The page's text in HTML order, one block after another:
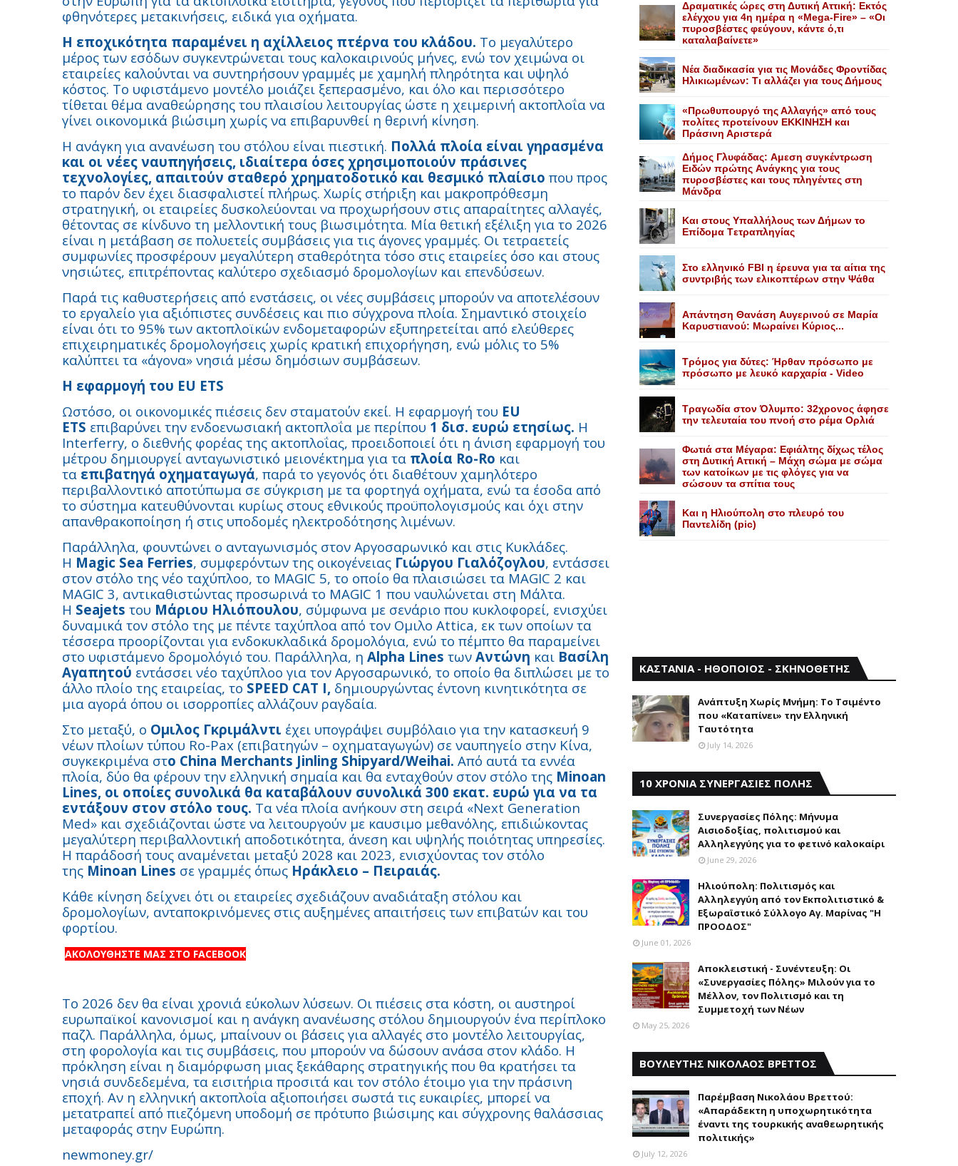
φθηνότερες μετακινήσεις, ειδικά για οχήματα.
Η εποχικότητα παραμένει η αχίλλειος πτέρνα του κλάδου. Το μεγαλύτερο
μέρος των εσόδων συγκεντρώνεται τους καλοκαιρινούς μήνες, ενώ τον χειμώνα οι
εταιρείες καλούνται να συντηρήσουν γραμμές με χαμηλή πληρότητα και υψηλό
κόστος. Το υφιστάμενο μοντέλο μοιάζει ξεπερασμένο, και όλο και περισσότερο
τίθεται θέμα αναθεώρησης του πλαισίου λειτουργίας ώστε η χειμερινή ακτοπλοΐα να
γίνει οικονομικά βιώσιμη χωρίς να επιβαρυνθεί η θερινή κίνηση.
Η ανάγκη για ανανέωση του στόλου είναι πιεστική. Πολλά πλοία είναι γηρασμένα
και οι νέες ναυπηγήσεις, ιδιαίτερα όσες χρησιμοποιούν πράσινες
τεχνολογίες, απαιτούν σταθερό χρηματοδοτικό και θεσμικό πλαίσιο που προς
το παρόν δεν έχει διασφαλιστεί πλήρως. Χωρίς στήριξη και μακροπρόθεσμη
στρατηγική, οι εταιρείες δυσκολεύονται να προχωρήσουν στις απαραίτητες αλλαγές,
θέτοντας σε κίνδυνο τη μελλοντική τους βιωσιμότητα. Μία θετική εξέλιξη για το 2026
είναι η μετάβαση σε πολυετείς συμβάσεις για τις άγονες γραμμές. Οι τετραετείς
συμφωνίες προσφέρουν μεγαλύτερη σταθερότητα τόσο στις εταιρείες όσο και στους
νησιώτες, επιτρέποντας καλύτερο σχεδιασμό δρομολογίων και επενδύσεων.
Παρά τις καθυστερήσεις από ενστάσεις, οι νέες συμβάσεις μπορούν να αποτελέσουν
το εργαλείο για αξιόπιστες συνδέσεις και πιο σύγχρονα πλοία. Σημαντικό στοιχείο
είναι ότι το 95% των ακτοπλοϊκών ενδομεταφορών εξυπηρετείται από ελεύθερες
επιχειρηματικές δρομολογήσεις χωρίς κρατική επιχορήγηση, ενώ μόλις το 5%
καλύπτει τα «άγονα» νησιά μέσω δημόσιων συμβάσεων.
Η εφαρμογή του EU ETS
Ωστόσο, οι οικονομικές πιέσεις δεν σταματούν εκεί. Η εφαρμογή του EU
ETS επιβαρύνει την ενδοενωσιακή ακτοπλοΐα με περίπου 1 δισ. ευρώ ετησίως. Η
Interferry, ο διεθνής φορέας της ακτοπλοΐας, προειδοποιεί ότι η άνιση εφαρμογή του
μέτρου δημιουργεί ανταγωνιστικό μειονέκτημα για τα πλοία Ro-Ro και
τα επιβατηγά οχηματαγωγά, παρά το γεγονός ότι διαθέτουν χαμηλότερο
περιβαλλοντικό αποτύπωμα σε σύγκριση με τα φορτηγά οχήματα, ενώ τα έσοδα από
το σύστημα κατευθύνονται κυρίως στους εθνικούς προϋπολογισμούς και όχι στην
απανθρακοποίηση ή στις υποδομές ηλεκτροδότησης λιμένων.
Παράλληλα, φουντώνει ο ανταγωνισμός στον Αργοσαρωνικό και στις Κυκλάδες.
Η Magic Sea Ferries, συμφερόντων της οικογένειας Γιώργου Γιαλόζογλου, εντάσσει
στον στόλο της νέο ταχύπλοο, το MAGIC 5, το οποίο θα πλαισιώσει τα MAGIC 2 και
MAGIC 3, αντικαθιστώντας προσωρινά το MAGIC 1 που ναυλώνεται στη Μάλτα.
Η Seajets του Μάριου Ηλιόπουλου, σύμφωνα με σενάριο που κυκλοφορεί, ενισχύει
δυναμικά τον στόλο της με πέντε ταχύπλοα από τον Ομιλο Attica, εκ των οποίων τα
τέσσερα προορίζονται για ενδοκυκλαδικά δρομολόγια, ενώ το πέμπτο θα παραμείνει
στο υφιστάμενο δρομολόγιό του. Παράλληλα, η Alpha Lines των Αντώνη και Βασίλη
Αγαπητού εντάσσει νέο ταχύπλοο για τον Αργοσαρωνικό, το οποίο θα διπλώσει με το
άλλο πλοίο της εταιρείας, το SPEED CAT I, δημιουργώντας έντονη κινητικότητα σε
μια αγορά όπου οι ισορροπίες αλλάζουν ραγδαία.
Στο μεταξύ, ο Ομιλος Γκριμάλντι έχει υπογράψει συμβόλαιο για την κατασκευή 9
νέων πλοίων τύπου Ro-Pax (επιβατηγών – οχηματαγωγών) σε ναυπηγείο στην Κίνα,
συγκεκριμένα στο China Merchants Jinling Shipyard/Weihai. Από αυτά τα εννέα
πλοία, δύο θα φέρουν την ελληνική σημαία και θα ενταχθούν στον στόλο της Minoan
Lines, οι οποίες συνολικά θα καταβάλουν συνολικά 300 εκατ. ευρώ για να τα
εντάξουν στον στόλο τους. Τα νέα πλοία ανήκουν στη σειρά «Next Generation
Med» και σχεδιάζονται ώστε να λειτουργούν με καυσιμο μεθανόλης, επιδιώκοντας
μεγαλύτερη περιβαλλοντική αποδοτικότητα, άνεση και υψηλής ποιότητας υπηρεσίες.
Η παράδοσή τους αναμένεται μεταξύ 2028 και 2023, ενισχύοντας τον στόλο
της Minoan Lines σε γραμμές όπως Ηράκλειο – Πειραιάς.
Κάθε κίνηση δείχνει ότι οι εταιρείες σχεδιάζουν αναδιάταξη στόλου και
δρομολογίων, ανταποκρινόμενες στις αυξημένες απαιτήσεις των επιβατών και του
φορτίου.
ΑΚΟΛΟΥΘΗΣΤΕ ΜΑΣ ΣΤΟ FACEBOOK
Το 2026 δεν θα είναι χρονιά εύκολων λύσεων. Οι πιέσεις στα κόστη, οι αυστηροί
ευρωπαϊκοί κανονισμοί και η ανάγκη ανανέωσης στόλου δημιουργούν ένα περίπλοκο
παζλ. Παράλληλα, όμως, μπαίνουν οι βάσεις για αλλαγές στο μοντέλο λειτουργίας,
στη φορολογία και τις συμβάσεις, που μπορούν να δώσουν ανάσα στον κλάδο. Η
πρόκληση είναι η διαμόρφωση μιας ξεκάθαρης στρατηγικής που θα κρατήσει τα
νησιά συνδεδεμένα, τα εισιτήρια προσιτά και τον στόλο έτοιμο για την πράσινη
εποχή. Αν η ελληνική ακτοπλοΐα αξιοποιήσει σωστά τις ευκαιρίες, μπορεί να
μετατραπεί από πιεζόμενη υποδομή σε πρότυπο βιώσιμης και σύγχρονης θαλάσσιας
μεταφοράς στην Ευρώπη.
newmoney.gr/
Δραματικές ώρες στη Δυτική Αττική: Εκτός
ελέγχου για 4η ημέρα η «Mega-Fire» – «Οι
πυροσβέστες φεύγουν, κάντε ό,τι
καταλαβαίνετε»
Nέα διαδικασία για τις Mονάδες Φροντίδας
Hλικιωμένων: Tι αλλάζει για τους Δήμους
«Πρωθυπουργό της Αλλαγής» από τους
πολίτες προτείνουν EKKINHΣΗ και
Πράσινη Αριστερά
Δήμος Γλυφάδας: Aμεση συγκέντρωση
Eιδών πρώτης Aνάγκης για τους
πυροσβέστες και τους πληγέντες στη
Mάνδρα
Kαι στους Yπαλλήλους των Δήμων το
Eπίδομα Tετραπληγίας
Στο ελληνικό FBI η έρευνα για τα αίτια της
συντριβής των ελικοπτέρων στην Ψάθα
Aπάντηση Θανάση Aυγερινού σε Mαρία
Kαρυστιανού: Mωραίνει Kύριος...
Τρόμος για δύτες: Ήρθαν πρόσωπο με
πρόσωπο με λευκό καρχαρία - Video
Τραγωδία στον Όλυμπο: 32χρονος άφησε
την τελευταία του πνοή στο ρέμα Ορλιά
Φωτιά στα Μέγαρα: Εφιάλτης δίχως τέλος
στη Δυτική Αττική – Μάχη σώμα με σώμα
των κατοίκων με τις φλόγες για να
σώσουν τα σπίτια τους
Και η Ηλιούπολη στο πλευρό του
Παντελίδη (pic)
ΚΑΣΤΑΝΙΑ - ΗΘΟΠΟΙΟΣ - ΣΚΗΝΟΘΕΤΗΣ
Aνάπτυξη Xωρίς Mνήμη: Το Τσιμέντο
που «Καταπίνει» την Ελληνική
Ταυτότητα
July 14, 2026
10 ΧΡΟΝΙΑ ΣΥΝΕΡΓΑΣΙΕΣ ΠΟΛΗΣ
Συνεργασίες Πόλης: Mήνυμα
Aισιοδοξίας, πολιτισμού και
Aλληλεγγύης για το φετινό καλοκαίρι
June 29, 2026
Ηλιούπολη: Πολιτισμός και
Aλληλεγγύη από τον Εκπολιτιστικό &
Εξωραϊστικό Σύλλογο Αγ. Μαρίνας "Η
ΠΡΟΟΔΟΣ"
June 01, 2026
Αποκλειστική - Συνέντευξη: Οι
«Συνεργασίες Πόλης» Μιλούν για το
Μέλλον, τον Πολιτισμό και τη
Συμμετοχή των Νέων
May 25, 2026
ΒΟΥΛΕΥΤΗΣ ΝΙΚΟΛΑΟΣ ΒΡΕΤΤΟΣ
Παρέμβαση Nικολάου Bρεττού:
«Aπαράδεκτη η υποχωρητικότητα
έναντι της τουρκικής αναθεωρητικής
πολιτικής»
July 12, 2026